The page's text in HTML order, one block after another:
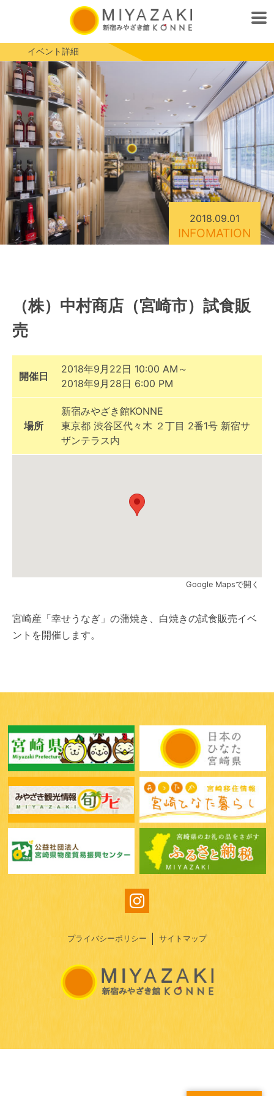
イベント詳細
2018.09.01
INFOMATION
（株）中村商店（宮崎市）試食販
売
開催日
2018年9月22日 10:00 AM～
2018年9月28日 6:00 PM
場所
新宿みやざき館KONNE
東京都 渋谷区代々木 ２丁目 2番1号 新宿サ
ザンテラス内
Google Mapsで開く
宮崎産「幸せうなぎ」の蒲焼き、白焼きの試食販売イベ
ントを開催します。
プライバシーポリシー サイトマップ